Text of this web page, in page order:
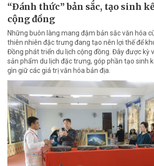
“Ðánh thức” bản sắc, tạo sinh
cộng đồng
Những buôn làng mang đậm bản sắc văn hóa
thiên nhiên đặc trưng đang tạo nên lợi thế để
Đồng phát triển du lịch cộng đồng. Đây được kỳ
sản phẩm du lịch đặc trưng, góp phần tạo sinh
gìn giữ các giá trị văn hóa bản địa.